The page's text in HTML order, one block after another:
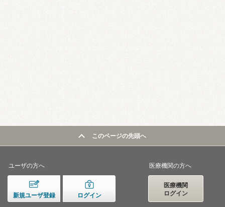
このページの先頭へ
ユーザの方へ
新規ユーザ登録 ログイン
医療機関の方へ
医療機関
ログイン